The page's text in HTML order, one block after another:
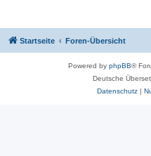
Startseite Foren-Übersicht
Powered by phpBB®
Deutsche
Datenschutz|